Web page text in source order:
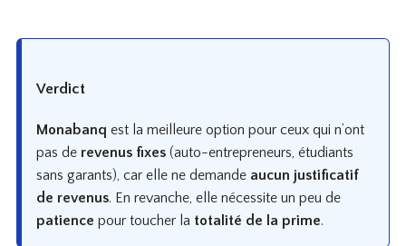
Verdict
Monabanq est la meilleure option pour ceux qui n’ont
pas de revenus fixes (auto-entrepreneurs, étudiants
sans garants), car elle ne demande aucun justificatif
de revenus. En revanche, elle nécessite un peu de
patience pour toucher la totalité de la prime.